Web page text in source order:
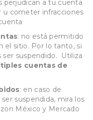
perjudican a tu cuenta
u cometer infracciones
: no está permitido
el sitio. Por lo tanto, si
ser suspendido. Utiliza
cuentas de
: en caso de
suspendida, mira los
México y Mercado